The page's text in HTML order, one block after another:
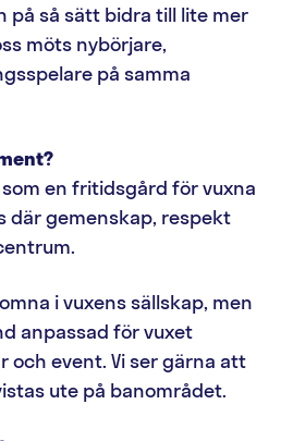
på så sätt bidra till lite mer
möts nybörjare,
på samma
som en fritidsgård för vuxna
där gemenskap, respekt
i vuxens sällskap, men
anpassad för vuxet
och event. Vi ser gärna att
ute på banområdet.